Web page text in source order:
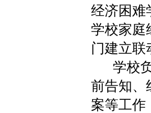
经济困难
学校家庭
门建立联
学校
前告知、
案等工作